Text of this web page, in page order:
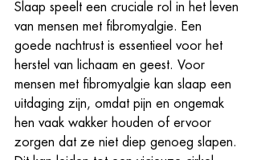
Slaap speelt een cruciale rol in het leven
van mensen met fibromyalgie. Een
goede nachtrust is essentieel voor het
herstel van lichaam en geest. Voor
mensen met fibromyalgie kan slaap een
uitdaging zijn, omdat pijn en ongemak
hen vaak wakker houden of ervoor
zorgen dat ze niet diep genoeg slapen.